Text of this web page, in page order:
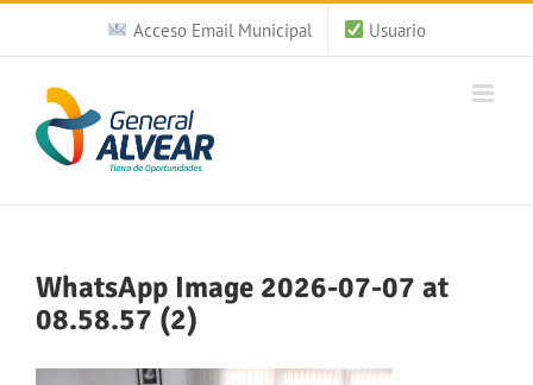
Saltar
contenido
Acceso Email Municipal Usuario
WhatsApp Image 2026-07-07 at
08.58.57 (2)